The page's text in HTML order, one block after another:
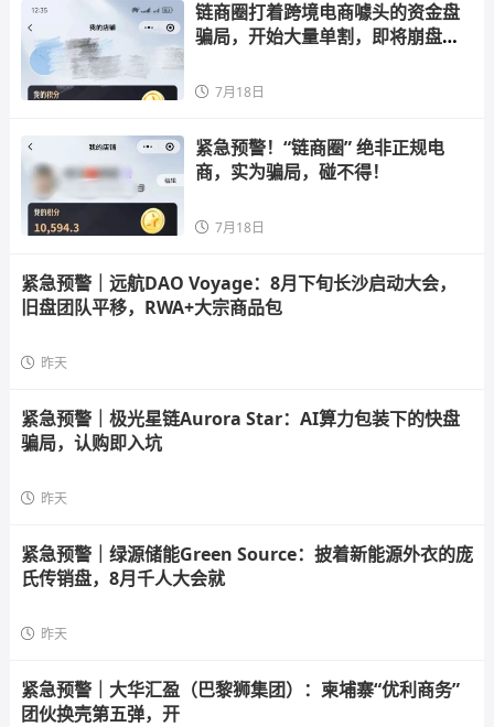
链商圈打着跨境电商噱头的资金盘
骗局，开始大量单割，即将崩盘跑
7月18日
紧急预警！“链商圈” 绝非正规电
商，实为骗局，碰不得！
7月18日
紧急预警｜远航DAO Voyage：8月下旬长沙启动大会，
旧盘团队平移，RWA+大宗商品包
昨天
紧急预警｜极光星链Aurora Star：AI算力包装下的快盘
骗局，认购即入坑
昨天
紧急预警｜绿源储能Green Source：披着新能源外衣的庞
氏传销盘，8月千人大会就
昨天
紧急预警｜大华汇盈（巴黎狮集团）：柬埔寨“优利商务”
团伙换壳第五弹，开